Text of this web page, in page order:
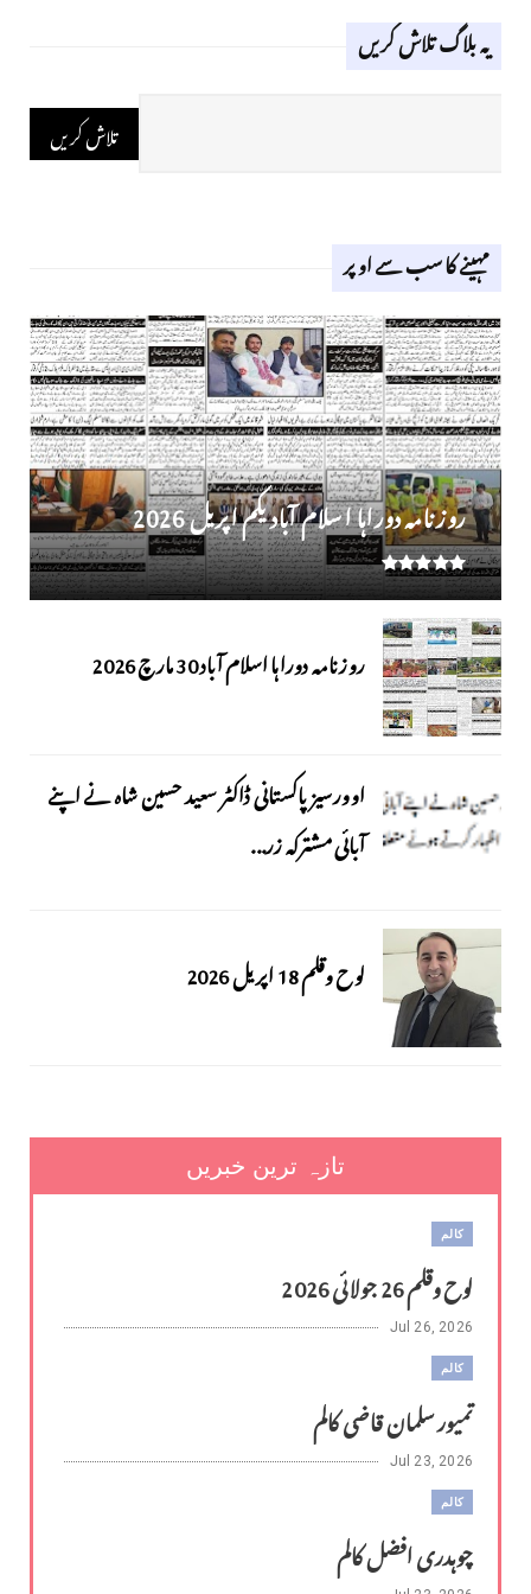
یہ بلاگ تلاش کریں
مہینے کا سب سے اوپر
روز نامہ دوراہا اسلام آباد یکم اپریل 2026
روزنامہ دوراہا اسلام آباد 30 مارچ 2026
اوورسیز پاکستانی ڈاکٹر سعید حسین شاہ نے اپنے
آبائی مشترکہ زر...
لوح وقلم 18 اپریل 2026
تازہ ترین خبریں
کالم
لوح وقلم 26 جولائی 2026
Jul 26, 2026
کالم
تمیور سلمان قاضی کالم
Jul 23, 2026
کالم
چوہدری افضل کالم